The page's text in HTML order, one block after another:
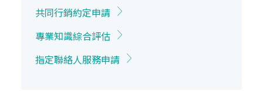
共同行銷約定申請
專業知識綜合評估
指定聯絡人服務申請